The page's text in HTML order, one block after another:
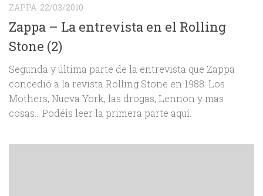
ZAPPA 22/03/2010
Zappa – La entrevista en el Rolling
Stone (2)
Segunda y última parte de la entrevista que Zappa
concedió a la revista Rolling Stone en 1988: Los
Mothers, Nueva York, las drogas, Lennon y mas
cosas… Podéis leer la primera parte aquí.